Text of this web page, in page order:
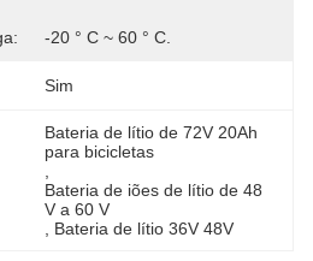
-20 ° C ~ 60 ° C.
Sim
Bateria de lítio de 72V 20Ah
para bicicletas
Bateria de iões de lítio de 48
V a 60 V
Bateria de lítio 36V 48V